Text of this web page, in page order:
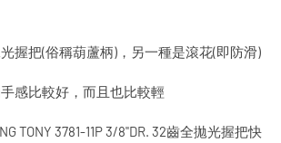
握把(俗稱葫蘆柄)，另一種是滾花(即防滑)
感比較好，而且也比較輕
TONY 3781-11P 3/8"DR. 32齒全拋光握把快